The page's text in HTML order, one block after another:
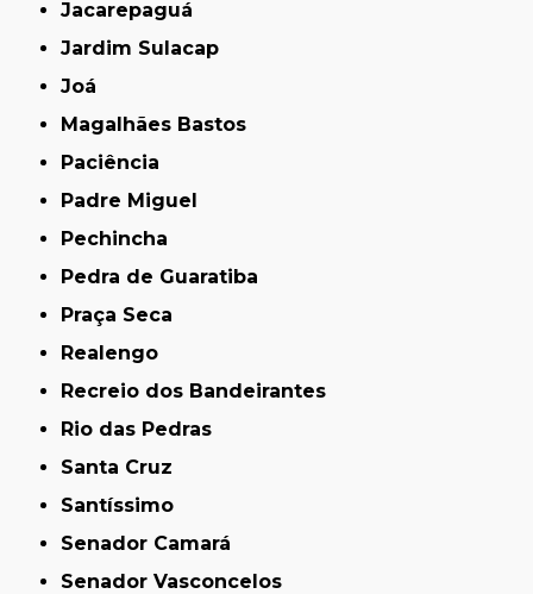
Jacarepaguá
Jardim Sulacap
Joá
Magalhães Bastos
Paciência
Padre Miguel
Pechincha
Pedra de Guaratiba
Praça Seca
Realengo
Recreio dos Bandeirantes
Rio das Pedras
Santa Cruz
Santíssimo
Senador Camará
Senador Vasconcelos